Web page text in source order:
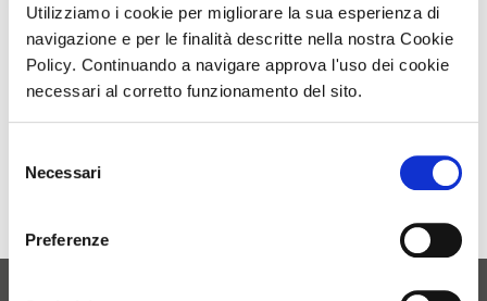
Utilizziamo i cookie per migliorare la sua esperienza di
navigazione e per le finalità descritte nella nostra Cookie
Policy. Continuando a navigare approva l'uso dei cookie
necessari al corretto funzionamento del sito.
delNecessari
Preferenze
partecipazione all’edizione 2024 di Dubai Derma, fiera dedicata
alla bellezza e alla salute e ai settori medicali ed estetici.
L’evento avrà luogo dal 5 al 7 Marzo presso il Dubai World Trade
RITAGLIO DI STAMPA AD USO ESCLUSIVO NOVAVISION GROUP SPA, NON